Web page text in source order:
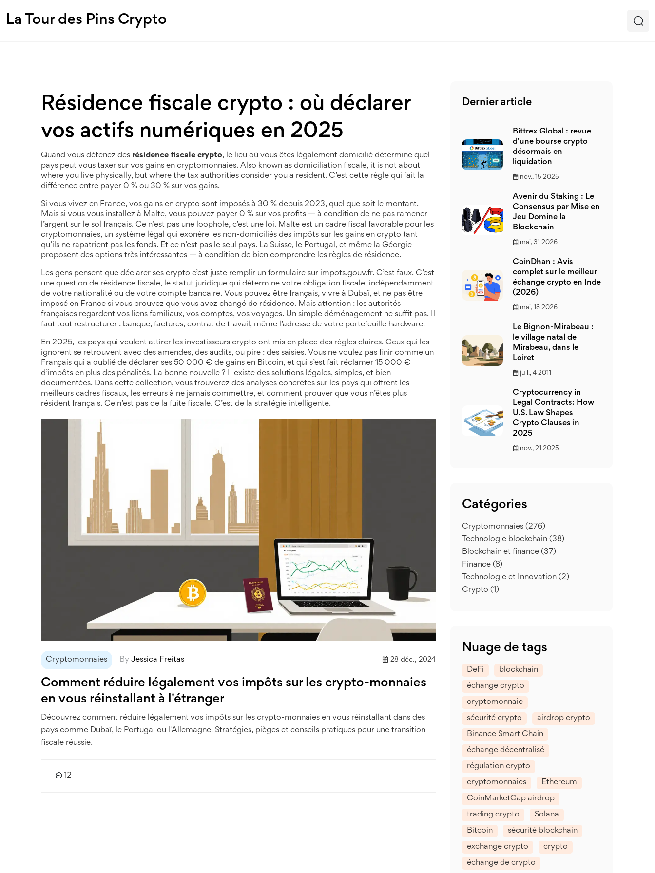
La Tour des Pins Crypto
Résidence fiscale crypto : où déclarer
vos actifs numériques en 2025
Quand vous détenez des résidence fiscale crypto, le lieu où vous êtes légalement domicilié détermine quel
pays peut vous taxer sur vos gains en cryptomonnaies. Also known as domiciliation fiscale, it is not about
where you live physically, but where the tax authorities consider you a resident. C’est cette règle qui fait la
différence entre payer 0 % ou 30 % sur vos gains.
Si vous vivez en France, vos gains en crypto sont imposés à 30 % depuis 2023, quel que soit le montant.
Mais si vous vous installez à Malte, vous pouvez payer 0 % sur vos profits — à condition de ne pas ramener
l’argent sur le sol français. Ce n’est pas une loophole, c’est une loi. Malte est un cadre fiscal favorable pour les
cryptomonnaies, un système légal qui exonère les non-domiciliés des impôts sur les gains en crypto tant
qu’ils ne rapatrient pas les fonds. Et ce n’est pas le seul pays. La Suisse, le Portugal, et même la Géorgie
proposent des options très intéressantes — à condition de bien comprendre les règles de résidence.
Les gens pensent que déclarer ses crypto c’est juste remplir un formulaire sur impots.gouv.fr. C’est faux. C’est
une question de résidence fiscale, le statut juridique qui détermine votre obligation fiscale, indépendamment
de votre nationalité ou de votre compte bancaire. Vous pouvez être français, vivre à Dubaï, et ne pas être
imposé en France si vous prouvez que vous avez changé de résidence. Mais attention : les autorités
françaises regardent vos liens familiaux, vos comptes, vos voyages. Un simple déménagement ne suffit pas. Il
faut tout restructurer : banque, factures, contrat de travail, même l’adresse de votre portefeuille hardware.
En 2025, les pays qui veulent attirer les investisseurs crypto ont mis en place des règles claires. Ceux qui les
ignorent se retrouvent avec des amendes, des audits, ou pire : des saisies. Vous ne voulez pas finir comme un
Français qui a oublié de déclarer ses 50 000 € de gains en Bitcoin, et qui s’est fait réclamer 15 000 €
d’impôts en plus des pénalités. La bonne nouvelle ? Il existe des solutions légales, simples, et bien
documentées. Dans cette collection, vous trouverez des analyses concrètes sur les pays qui offrent les
meilleurs cadres fiscaux, les erreurs à ne jamais commettre, et comment prouver que vous n’êtes plus
résident français. Ce n’est pas de la fuite fiscale. C’est de la stratégie intelligente.
Cryptomonnaies By Jessica Freitas 28 déc., 2024
Comment réduire légalement vos impôts sur les crypto-monnaies
en vous réinstallant à l'étranger
Découvrez comment réduire légalement vos impôts sur les crypto-monnaies en vous réinstallant dans des
pays comme Dubaï, le Portugal ou l'Allemagne. Stratégies, pièges et conseils pratiques pour une transition
fiscale réussie.
12
Dernier article
Bittrex Global : revue
d'une bourse crypto
désormais en
liquidation
nov., 15 2025
Avenir du Staking : Le
Consensus par Mise en
Jeu Domine la
Blockchain
mai, 31 2026
CoinDhan : Avis
complet sur le meilleur
échange crypto en Inde
(2026)
mai, 18 2026
Le Bignon-Mirabeau :
le village natal de
Mirabeau, dans le
Loiret
juil., 4 2011
Cryptocurrency in
Legal Contracts: How
U.S. Law Shapes
Crypto Clauses in
2025
nov., 21 2025
Catégories
Cryptomonnaies (276)
Technologie blockchain (38)
Blockchain et finance (37)
Finance (8)
Technologie et Innovation (2)
Crypto (1)
Nuage de tags
DeFi blockchain
échange crypto
cryptomonnaie
sécurité crypto airdrop crypto
Binance Smart Chain
échange décentralisé
régulation crypto
cryptomonnaies Ethereum
CoinMarketCap airdrop
trading crypto Solana
Bitcoin sécurité blockchain
exchange crypto crypto
échange de crypto